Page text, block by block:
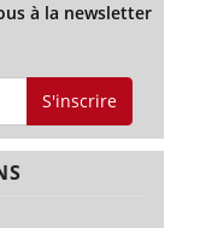
à la newsletter
S'inscrire